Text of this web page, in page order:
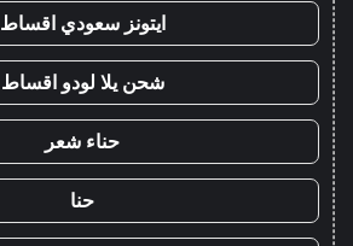
ايتونز سعودي اقساط
شحن يلا لودو اقساط
حناء شعر
حنا